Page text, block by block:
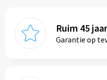
Ruim 45
Garantie op